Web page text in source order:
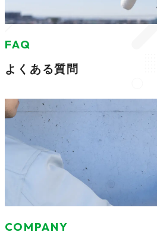
FAQ
よくある質問
COMPANY